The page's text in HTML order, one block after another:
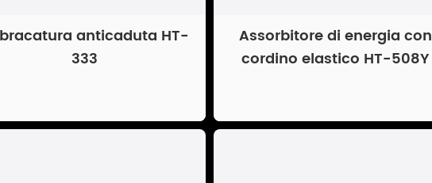
anticaduta HT-
333
Assorbitore di energia con
cordino elastico HT-508Y